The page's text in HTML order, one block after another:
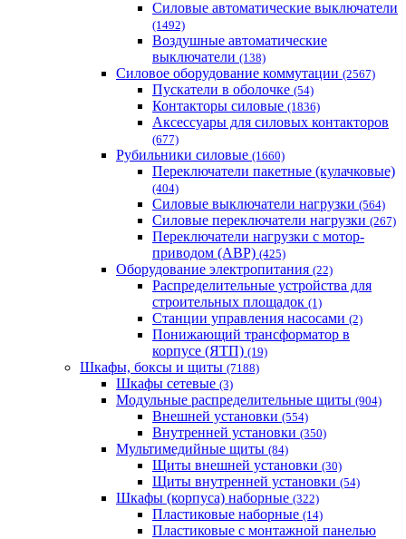
Силовые автоматические выключатели
(1492)
Воздушные автоматические
выключатели (138)
Силовое оборудование коммутации (2567)
Пускатели в оболочке (54)
Контакторы силовые (1836)
Аксессуары для силовых контакторов
(677)
Рубильники силовые (1660)
Переключатели пакетные (кулачковые)
(404)
Силовые выключатели нагрузки (564)
Cиловые переключатели нагрузки (267)
Переключатели нагрузки с мотор-
приводом (АВР) (425)
Оборудование электропитания (22)
Распределительные устройства для
строительных площадок (1)
Станции управления насосами (2)
Понижающий трансформатор в
корпусе (ЯТП) (19)
Шкафы, боксы и щиты (7188)
Шкафы сетевые (3)
Модульные распределительные щиты (904)
Внешней установки (554)
Внутренней установки (350)
Мультимедийные щиты (84)
Щиты внешней установки (30)
Щиты внутренней установки (54)
Шкафы (корпуса) наборные (322)
Пластиковые наборные (14)
Пластиковые с монтажной панелью